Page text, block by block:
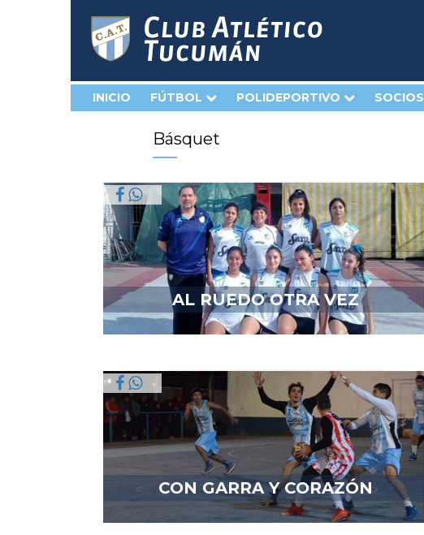
INICIO FÚTBOL POLIDEPORTIVO SOCIOS
Básquet
AL RUEDO OTRA VEZ
CON GARRA Y CORAZÓN